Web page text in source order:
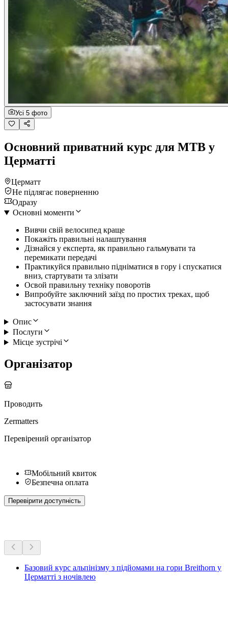
Усі 5 фото
Основний приватний курс для MTB у
Церматті
Церматт
Не підлягає поверненню
Одразу
Основні моменти
Вивчи свій велосипед краще
Покажіть правильні налаштування
Дізнайся у експерта, як правильно гальмувати та
перемикати передачі
Практикуйся правильно підніматися в гору і спускатися
вниз, стартувати та злізати
Освой правильну техніку поворотів
Випробуйте заключний заїзд по простих треках, щоб
застосувати знання
Опис
Послуги
Місце зустрічі
Організатор
Проводить
Zermatters
Перевірений організатор
Мобільний квиток
Безпечна оплата
Перевірити доступність
Базовий курс альпінізму з підйомами на гори Breithorn у
Церматті з ночівлею